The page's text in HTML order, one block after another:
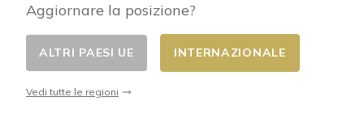
Cambia Paese
Aggiornare la posizione?
ALTRI PAESI UE INTERNAZIONALE
Vedi tutte le regioni